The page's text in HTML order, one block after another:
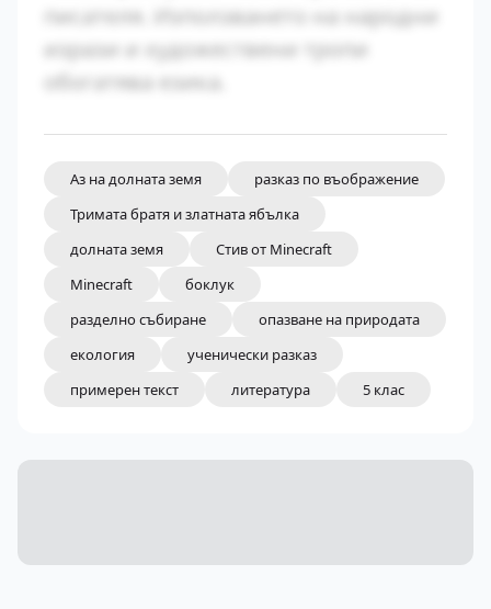
писателя. Използването на народни
изрази и художествени тропи
обогатява езика.
Аз на долната земя
разказ по въображение
Тримата братя и златната ябълка
долната земя
Стив от Minecraft
Minecraft
боклук
разделно събиране
опазване на природата
екология
ученически разказ
примерен текст
литература 5 клас